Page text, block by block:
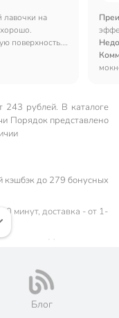
лавочки на
поверхность.
243 рублей. В каталоге
Порядок представлено
кэшбэк до 279 бонусных
минут, доставка - от 1-
города Москва.
магазинов Порядок.
гипермаркета или
Блог